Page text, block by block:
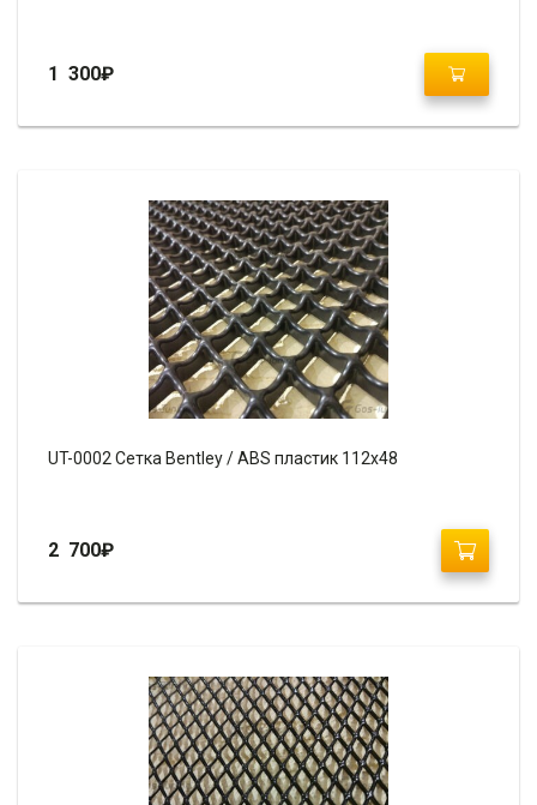
1 300₽
UT-0002 Сетка Bentley / ABS пластик 112х48
2 700₽